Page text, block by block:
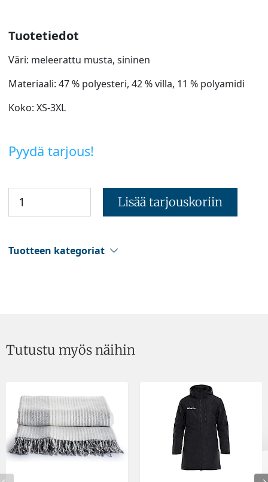
Tuotetiedot
Väri: meleerattu musta, sininen
Materiaali: 47 % polyesteri, 42 % villa, 11 % polyamidi
Koko: XS-3XL
Pyydä tarjous!
Lisää tarjouskoriin
Tuotteen kategoriat
Tutustu myös näihin